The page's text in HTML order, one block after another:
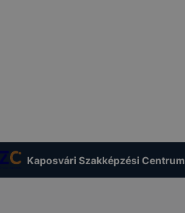
Kaposvári Szakképzési Centrum